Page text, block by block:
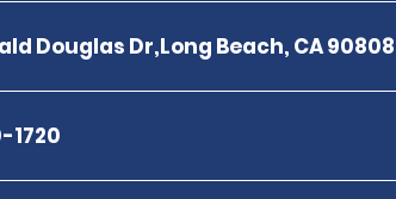
Douglas Dr,Long Beach, CA 90808
1720